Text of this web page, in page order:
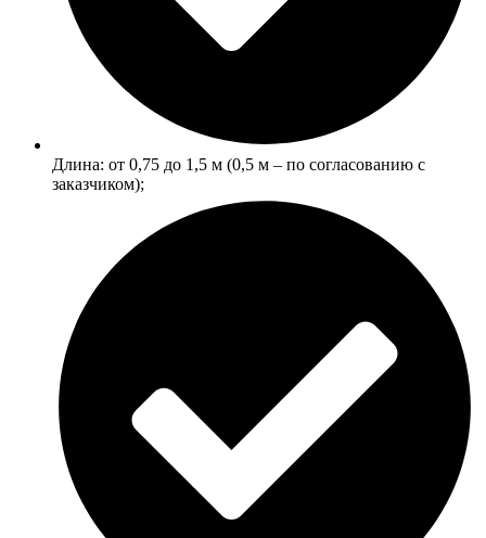
Длина: от 0,75 до 1,5 м (0,5 м ‒ по согласованию с
заказчиком);